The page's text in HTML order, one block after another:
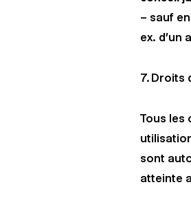
– sauf
ex. d’un
7. Droits
Tous les
sont
atteinte